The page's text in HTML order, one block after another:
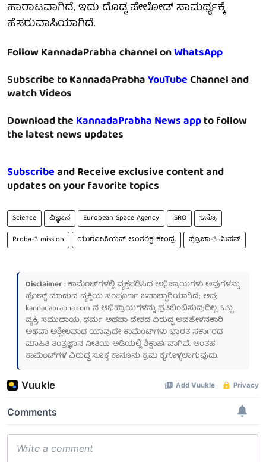
ಹಾರಾಟವಾಗಿದೆ, ಇದು ದೊಡ್ಡ ಪೇಲೋಡ್ ಸಾಮರ್ಥ್ಯಕ್ಕೆ
ಹೆಸರುವಾಸಿಯಾಗಿದೆ.
Follow KannadaPrabha channel onWhatsApp
Subscribe to KannadaPrabhaYouTubeChannel and
watch Videos
Download theKannadaPrabha News appto follow
the latest news updates
Subscribeand Receive exclusive content and
updates on your favorite topics
Science ವಿಜ್ಞಾನ European Space Agency ISRO
ಇಸ್ರೊ
Proba-3 mission
ಯುರೋಪಿಯನ್ ಅಂತರಿಕ್ಷ ಕೇಂದ್ರ ಪ್ರೊಬಾ-3 ಮಿಷನ್
Disclaimer: ಕಾಮೆಂಟ್‌ಗಳಲ್ಲಿ ವ್ಯಕ್ತಪಡಿಸಿದ ಅಭಿಪ್ರಾಯಗಳು ಅವುಗಳನ್ನು
ಪೋಸ್ಟ್ ಮಾಡುವ ವ್ಯಕ್ತಿಯ ಸಂಪೂರ್ಣ ಜವಾಬ್ದಾರಿಯಾಗಿದೆ; ಅವು
kannadaprabha.com ನ ಅಭಿಪ್ರಾಯಗಳನ್ನು ಪ್ರತಿಬಿಂಬಿಸುವುದಿಲ್ಲ. ಒಬ್ಬ
ವ್ಯಕ್ತಿ, ಸಮುದಾಯ, ಧರ್ಮ ಅಥವಾ ದೇಶದ ವಿರುದ್ಧ ಅವಹೇಳನಕಾರಿ
ಅಥವಾ ಅಶ್ಲೀಲವಾದ ಯಾವುದೇ ಕಾಮೆಂಟ್‌ಗಳು ಭಾರತ ಸರ್ಕಾರದ
ಮಾಹಿತಿ ತಂತ್ರಜ್ಞಾನ ನೀತಿಯ ಅಡಿಯಲ್ಲಿ ಶಿಕ್ಷಾರ್ಹವಾಗಿವೆ. ಅಂತಹ
ಕಾಮೆಂಟ್‌ಗಳ ವಿರುದ್ಧ ಸೂಕ್ತ ಕಾನೂನು ಕ್ರಮ ಕೈಗೊಳ್ಳಲಾಗುವುದು.